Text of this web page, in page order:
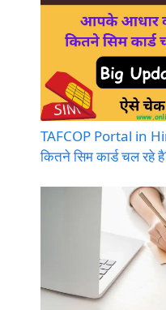
TAFCOP Portal in
कितने सिम कार्ड चल रहे